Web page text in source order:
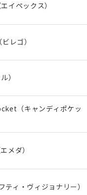
イペックス）
レゴ）
）
（キャンディポケッ
メダ）
ティ・ヴィジョナリー）